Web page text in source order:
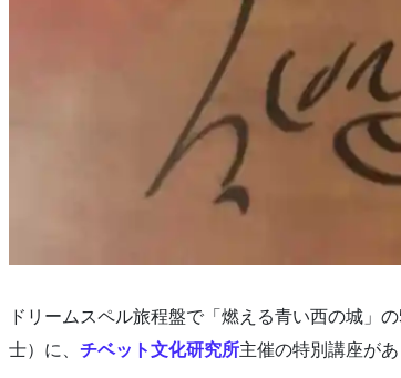
ドリームスペル旅程盤で「燃える青い西の城」
士）に、 チベット文化研究所主催の特別講座があ